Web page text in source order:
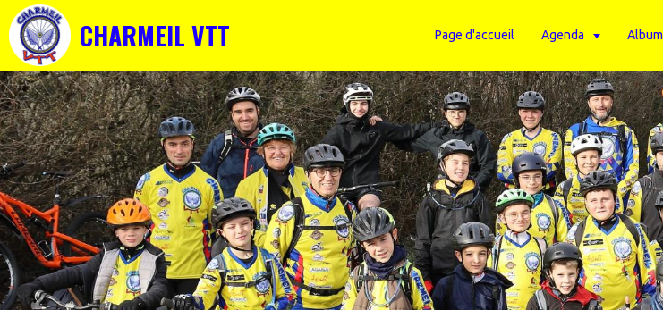
CHARMEIL VTT Page d'accueil Agenda Album